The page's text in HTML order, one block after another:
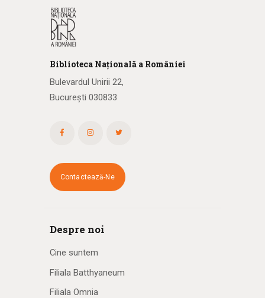
Biblioteca Națională a României
Bulevardul Unirii 22,
București 030833
Contactează-Ne
Despre noi
Cine suntem
Filiala Batthyaneum
Filiala Omnia